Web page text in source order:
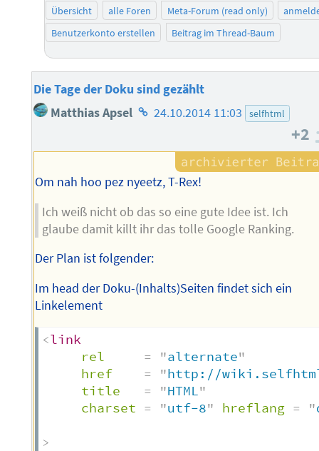
Übersicht alle Foren Meta-Forum (read only)
Benutzerkonto erstellen
Beitrag im Thread-Baum
Die Tage der Doku sind gezählt
Matthias Apsel Homepage
Autors
24.10.2014 11:03 selfhtml
+2
Om nah hoo pez nyeetz, T-Rex!
Ich weiß nicht ob das so eine gute Idee ist. Ich
glaube damit killt ihr das tolle Google Ranking.
Der Plan ist folgender:
Im head der Doku-(Inhalts)Seiten findet sich ein
Linkelement
<link
rel
= "alternate"
href
= "http://
title
= "HTML"
charset = "utf-8" hreflang = "
>